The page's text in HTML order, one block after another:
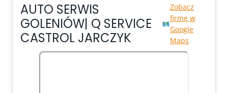
AUTO SERWIS
GOLENIÓW| Q SERVICE
CASTROL JARCZYK
Zobacz
firmę w
Google
Maps